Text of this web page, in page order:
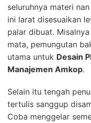
seluruhnya materi
ini larat disesuaikan
palar dibuat.
mata, pemungutan
utama untuk Desain
Manajemen Amkop.
Selain itu tengah
tertulis sanggup
Coba menggelar